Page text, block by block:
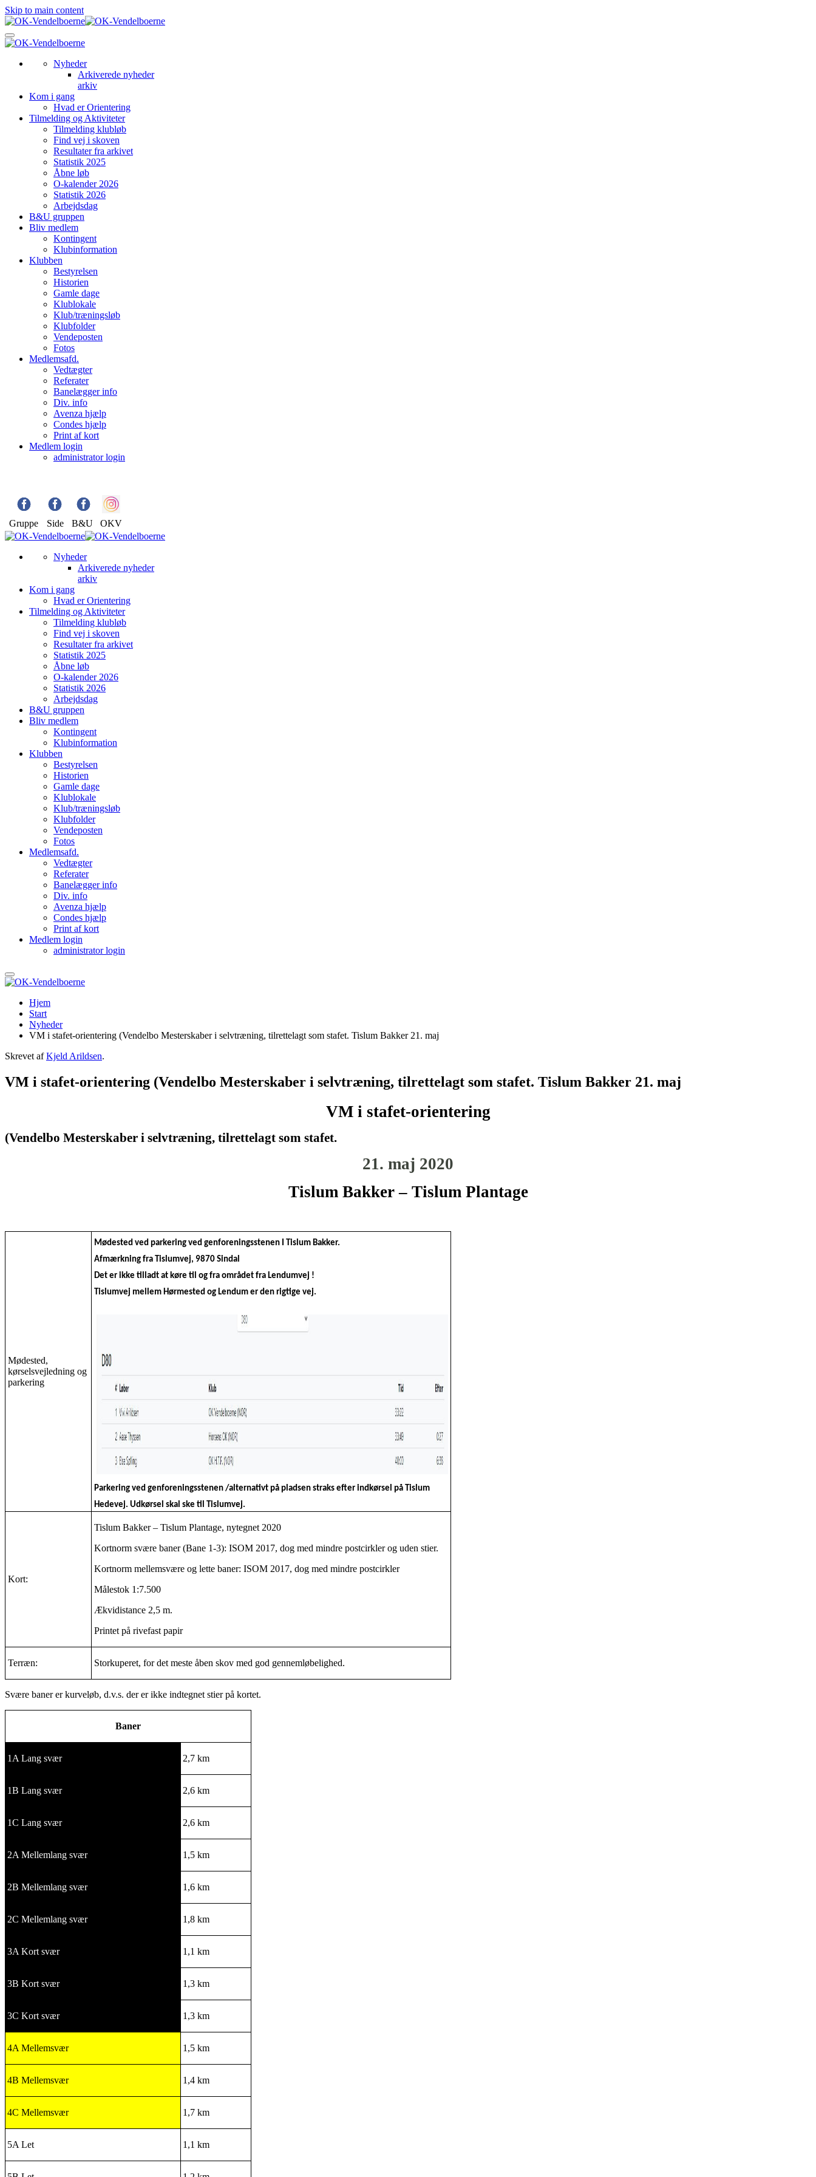
Skip to main content
Nyheder
Arkiverede nyheder
arkiv
Kom i gang
Hvad er Orientering
Tilmelding og Aktiviteter
Tilmelding klubløb
Find vej i skoven
Resultater fra arkivet
Statistik 2025
Åbne løb
O-kalender 2026
Statistik 2026
Arbejdsdag
B&U gruppen
Bliv medlem
Kontingent
Klubinformation
Klubben
Bestyrelsen
Historien
Gamle dage
Klublokale
Klub/træningsløb
Klubfolder
Vendeposten
Fotos
Medlemsafd.
Vedtægter
Referater
Banelægger info
Div. info
Avenza hjælp
Condes hjælp
Print af kort
Medlem login
administrator login
Gruppe Side B&U OKV
Nyheder
Arkiverede nyheder
arkiv
Kom i gang
Hvad er Orientering
Tilmelding og Aktiviteter
Tilmelding klubløb
Find vej i skoven
Resultater fra arkivet
Statistik 2025
Åbne løb
O-kalender 2026
Statistik 2026
Arbejdsdag
B&U gruppen
Bliv medlem
Kontingent
Klubinformation
Klubben
Bestyrelsen
Historien
Gamle dage
Klublokale
Klub/træningsløb
Klubfolder
Vendeposten
Fotos
Medlemsafd.
Vedtægter
Referater
Banelægger info
Div. info
Avenza hjælp
Condes hjælp
Print af kort
Medlem login
administrator login
Hjem
Start
Nyheder
VM i stafet-orientering (Vendelbo Mesterskaber i selvtræning, tilrettelagt som stafet. Tislum Bakker 21. maj
Skrevet afKjeld Arildsen.
VM i stafet-orientering (Vendelbo Mesterskaber i selvtræning, tilrettelagt som stafet. Tislum Bakker 21. maj
VM i stafet-orientering
(Vendelbo Mesterskaber i selvtræning, tilrettelagt som stafet.
21. maj 2020
Tislum Bakker – Tislum Plantage
Mødested,
kørselsvejledning og
parkering
Mødested ved parkering ved genforeningsstenen I Tislum Bakker.
Afmærkning fra Tislumvej, 9870 Sindal
Det er ikke tilladt at køre til og fra området fra Lendumvej !
Tislumvej mellem Hørmested og Lendum er den rigtige vej.
Parkering ved genforeningsstenen /alternativt på pladsen straks efter indkørsel på Tislum
Hedevej. Udkørsel skal ske til Tislumvej.
Kort:
Tislum Bakker – Tislum Plantage, nytegnet 2020
Kortnorm svære baner (Bane 1-3): ISOM 2017, dog med mindre postcirkler og uden stier.
Kortnorm mellemsvære og lette baner: ISOM 2017, dog med mindre postcirkler
Målestok 1:7.500
Ækvidistance 2,5 m.
Printet på rivefast papir
Terræn: Storkuperet, for det meste åben skov med god gennemløbelighed.
Svære baner er kurveløb, d.v.s. der er ikke indtegnet stier på kortet.
Baner
1A Lang svær 2,7 km
1B Lang svær 2,6 km
1C Lang svær 2,6 km
2A Mellemlang svær 1,5 km
2B Mellemlang svær 1,6 km
2C Mellemlang svær 1,8 km
3A Kort svær 1,1 km
3B Kort svær 1,3 km
3C Kort svær 1,3 km
4A Mellemsvær 1,5 km
4B Mellemsvær 1,4 km
4C Mellemsvær 1,7 km
5A Let 1,1 km